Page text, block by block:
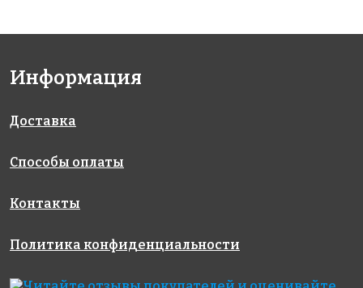
Информация
Доставка
Способы оплаты
Контакты
Политика конфиденциальности